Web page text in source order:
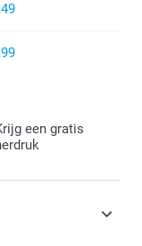
een gratis